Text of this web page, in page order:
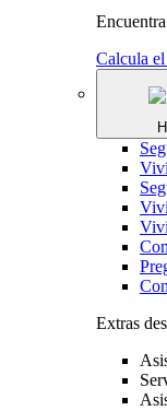
Calcula
Extras